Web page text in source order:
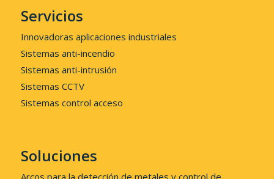
Servicios
Innovadoras aplicaciones industriales
Sistemas anti-incendio
Sistemas anti-intrusión
Sistemas CCTV
Sistemas control acceso
Soluciones
Arcos para la detección de metales y control de